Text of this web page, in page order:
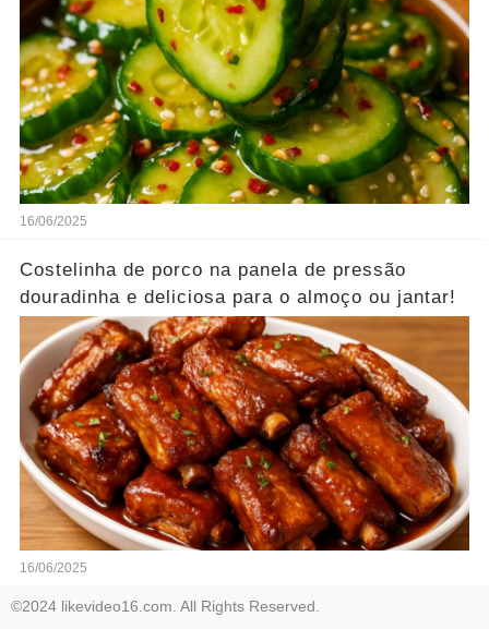
16/06/2025
Costelinha de porco na panela de pressão
douradinha e deliciosa para o almoço ou jantar!
16/06/2025
©2024 likevideo16.com. All Rights Reserved.